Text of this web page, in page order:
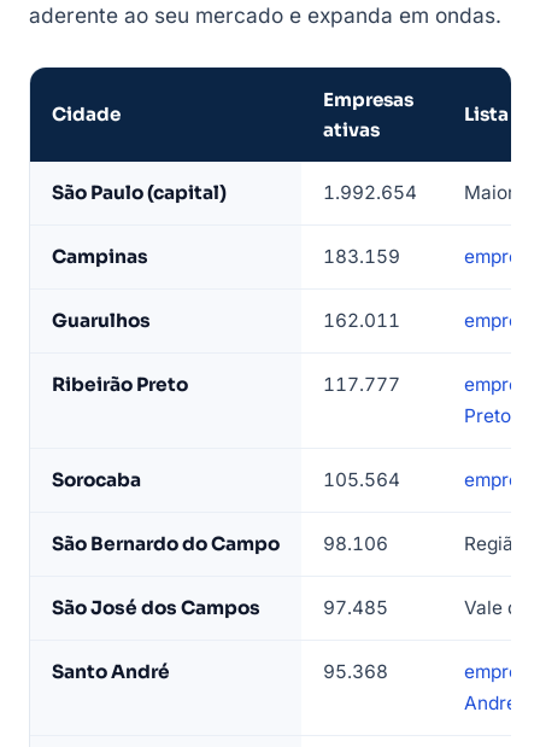
aderente ao seu mercado e expanda em ondas.
Paulo
mais
ativas
LeadJet
Cidade
Empresas
ativas
Lista
São Paulo (capital) 1.992.654 Maior
Campinas 183.159
Guarulhos 162.011
Ribeirão Preto 117.777
Preto
Sorocaba 105.564
São Bernardo do Campo 98.106 Região
São José dos Campos 97.485 Vale do
Santo André 95.368
André